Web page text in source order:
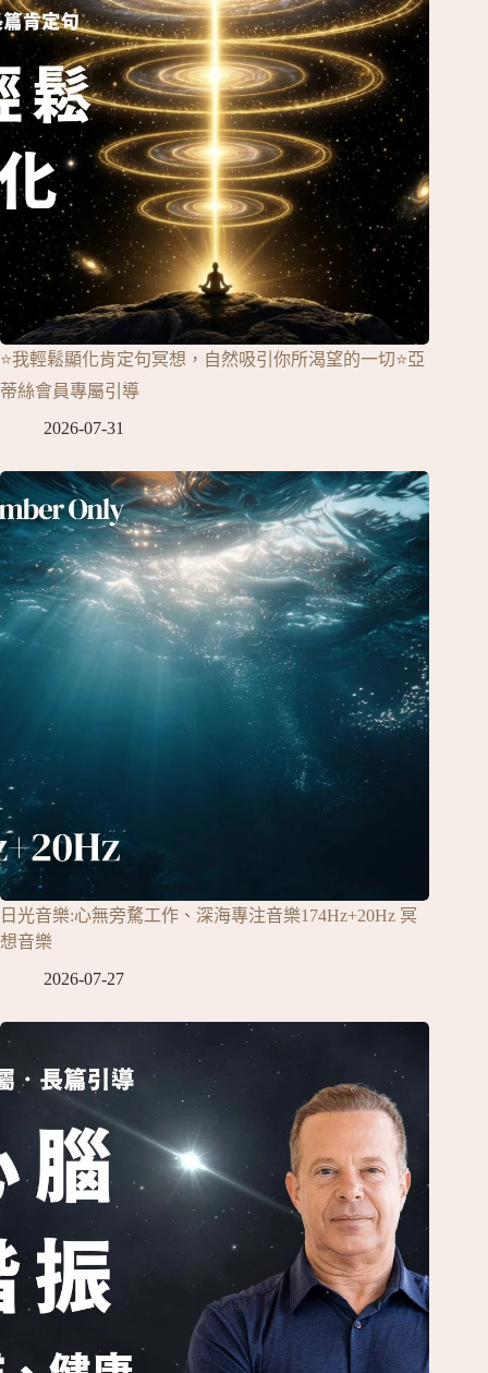
⭐我輕鬆顯化肯定句冥想，自然吸引你所渴望的一切⭐亞
蒂絲會員專屬引導
2026-07-31
日光音樂:心無旁騖工作、深海專注音樂174Hz+20Hz 冥
想音樂
2026-07-27